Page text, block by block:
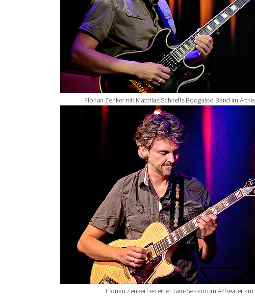
Florian Zenker mit Matthias Schriefls Boogaloo Band im
Show larger version for:
Florian Zenker bei einer Jam-Session im Artheater am